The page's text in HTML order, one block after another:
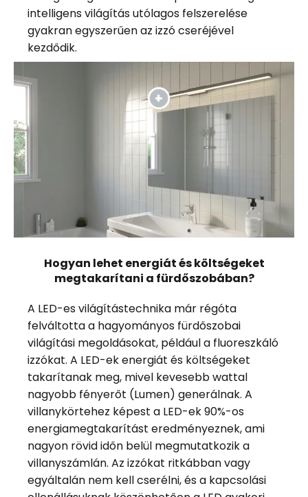
intelligens világítás utólagos felszerelése
gyakran egyszerűen az izzó cseréjével
kezdődik.
Hogyan lehet energiát és költségeket
megtakarítani a fürdőszobában?
A LED-es világítástechnika már régóta
felváltotta a hagyományos fürdőszobai
világítási megoldásokat, például a fluoreszkáló
izzókat. A LED-ek energiát és költségeket
takarítanak meg, mivel kevesebb wattal
nagyobb fényerőt (Lumen) generálnak. A
villanykörtehez képest a LED-ek 90%-os
energiamegtakarítást eredményeznek, ami
nagyon rövid időn belül megmutatkozik a
villanyszámlán. Az izzókat ritkábban vagy
egyáltalán nem kell cserélni, és a kapcsolási